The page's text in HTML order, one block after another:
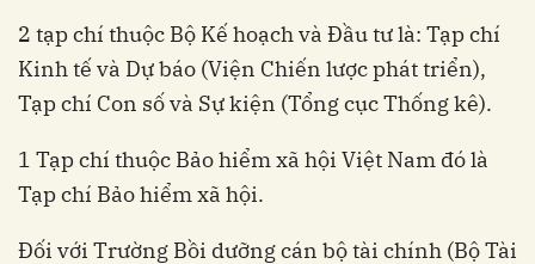
2 tạp chí thuộc Bộ Kế hoạch và Đầu tư là: Tạp chí
Kinh tế và Dự báo (Viện Chiến lược phát triển),
Tạp chí Con số và Sự kiện (Tổng cục Thống kê).
1 Tạp chí thuộc Bảo hiểm xã hội Việt Nam đó là
Tạp chí Bảo hiểm xã hội.
Đối với Trường Bồi dưỡng cán bộ tài chính (Bộ Tài